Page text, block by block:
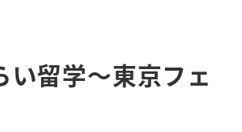
い留学～東京フェ